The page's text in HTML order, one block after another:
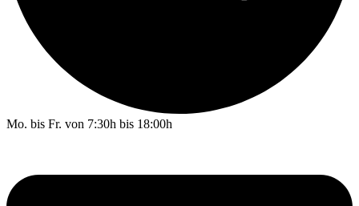
Mo. bis Fr. von 7:30h bis 18:00h